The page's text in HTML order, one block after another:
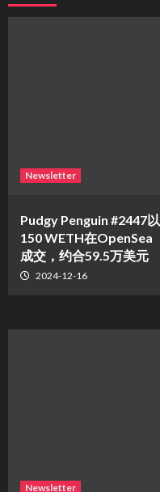
Newsletter
Pudgy Penguin #2447以
150 WETH在OpenSea
成交，约合59.5万美元
2024-12-16
Newsletter